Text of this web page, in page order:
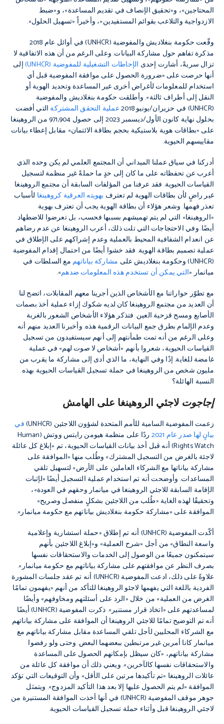
المحتاجين»، و«تحقيق الإنصاف في تقديم المساعدة»، و«ضبط
الازدواجية والتلاعب بقوائم المستفيدين»، وأخيراً «تسهيل الحلول».
وقّعت حكومة بنغلاديش والمفوضية (UNHCR) في أوائل عام 2018
مذكرة تفاهم حول مشاركة البيانات. وعلى الرغم من أن هذه الاتفاقية لا
تزال سريةً، أشارت إحدى الإحاطات التشغيلية للمفوضية (UNHCR)
إلى
أنها حرصت على «ضرورة الحصول على موافقة المفوضية قبل أي
استخدام للمعلومات لأغراض أخرى غير المساعدة وتحديد الهوية أو
النقل إلى أطراف ثالثة». وأطلقت حكومة بنغلاديش والمفوضية
(UNHCR) في حزيران/يونيو 2018
عملية التحقق المشتركة التي أفضت
بحلول نهاية كانون الأول/ديسمبر 2023 إلى حصول 971,904 من الروهينغا
على «بطاقات هوية بلاستيكية بحجم بطاقة الائتمان» مقابل إعطاء بيانات
مقاييسهم الحيوية.
أدركنا في سياق عملنا الميداني أن المجتمع العلمي لم يكن وحده الذي
أعرب عن تحفظاته على ما كان إلى حدٍ ما حملةً غير منظمة لتسجيل
القياسات الحيوية. فقد عرفنا من المؤلفات السابقة أن مجتمع الروهينغا
غير راضٍ لأن بطاقات الهوية لم تعترف بهويته العرقية كروهينغا لأسباب
تعذر فهمها. وشعر هؤلاء أن بطاقة الهوية يجب أن تعترف بهوية
«الروهينغا» التي لم يتم تهميشهم بسببها فحسب، بل تعرضوا للاضطهاد
أيضًا. وفي الاحتجاجات التي تلت ذلك، أعرب الروهينغا عن عدم رضاهم
عن انعدام الشفافية المحيط بالعملية وعدم إشراكهم على الإطلاق في
عملية تصميم بطاقة الهوية. فقد خشوا أيضًا من احتمال إقدام المفوضية
(UNHCR) وحكومة بنغلاديش على
مشاركة بياناتهم مع السلطات في
ميانمار «التي يمكن أن تستخدم هذه المعلومات ضدهم».
مع تطوّر حواراتنا مع الأشخاص الذين أجرينا معهم المقابلات، اتضح لنا
أن العديد من مجتمع الروهينغا كان لديه شكوك إزاء عملية أخذ بصمات
الأصابع ومسح قزحية العين. فتذكر هؤلاء الأشخاص الشعور بالغربة
وعدم الإلمام بطرق جمع البيانات الرقمية هذه. وأخبرنا العديد منهم أنه
وعلى الرغم من أنه تمت طمأنتهم إلى أنهم سيستفيدون من تسجيل
القياسات الحيوية، شعروا بأنهم «أشخاص لا صوت لهم» في عملية
غامضة للغاية. إذًا وفي النهاية، ما الذي أدى إلى مشاركة ما يقرب من
مليون شخص من الروهينغا في حملة تسجيل القياسات الحيوية بهذه
النسبة الهائلة؟
إجاجوت لاجئي الروهينغا على الهامش
زعمت المفوضية السامية للأمم المتحدة لشؤون اللاجئين (UNHCR)
في
بيانٍ لها صدر عام 2021
ردًا على منظمة هيومن رايتس ووتش (Human
Rights Watch) أنه قبل أخذ بيانات القياسات الحيوية، تم «إبلاغ كل عائلة
لاجئة بالغرض من التسجيل المشترك» وطُلب منها «الموافقة على
مشاركة بياناتها مع الشركاء العاملين على الأرض» لتسهيل تلقي
المساعدات. وأوضحت أنه تم استخدام عملية التسجيل أيضًا «لإثبات
الإقامة السابقة للاجئي الروهينغا في ميانمار وحقهم في العودة»،
وتحقيقًا لهذه الغاية «طُلب من اللاجئين بشكلٍ منفصل وصريح»
الموافقة على «مشاركة حكومة بنغلاديش بياناتهم مع حكومة ميانمار».
أكّدت المفوضية (UNHCR) أنه تم إطلاق «حملة استشارية وإعلامية
واسعة النطاق» من أجل «شرح العملية» و«إبلاغ اللاجئين بأنهم
سيتمكنون جميعًا من الوصول إلى الخدمات والاستحقاقات نفسها
بصرف النظر عن موافقتهم على مشاركة بياناتهم مع حكومة ميانمار».
علاوةً على ذلك، ادعت المفوضية (UNHCR) أنه تم عقد جلسات المشورة
الفردية باللغة التي يفهمها لاجئو الروهينغا للتأكد من أنهم «يفهمون تمامًا
الغرض من العملية» من خلال «الرد على أسئلتهم ومخاوفهم» وأيضًا
لمساعدتهم على «اتخاذ قرار مستنير». ذكرت المفوضية (UNHCR) أيضًا
أنه تم التوضيح تمامًا للاجئي الروهينغا أن الموافقة على مشاركة بياناتهم
مع الشركاء المحليين لأجل تلقي المساعدة مقابل مشاركة بياناتهم مع
ميانمار كانا أمرين غير مرتبطين ببعضهما البعض. وحتى ولو رفضوا
مشاركة بياناتهم، «كان سيظل بإمكانهم الحصول على المساعدة
والاستحقاقات نفسها كالآخرين». ويعني ذلك أن موافقة كل عائلة من
عائلات الروهينغا «تم تأكيدها مرتين على الأقل» وأن التوقيعات التي تؤكد
الموافقة «لم يتم الحصول عليها إلا بعد هذا التأكيد المزدوج». ويتمثل
جوهر موقف المفوضية (UNHCR) في أنها أخذت الموافقة المستنيرة من
لاجئي الروهينغا قبل وأثناء حملة تسجيل القياسات الحيوية.